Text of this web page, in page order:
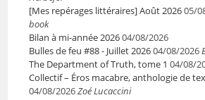
[Mes repérages littéraires] Août 202605/
book
Bilan à mi-année 202604/08/2026
Bulles de feu #88 - Juillet 202604/08/2026
The Department of Truth, tome 1 04/08/
Collectif – Éros macabre, anthologie de
04/08/2026Zoé Lucaccini